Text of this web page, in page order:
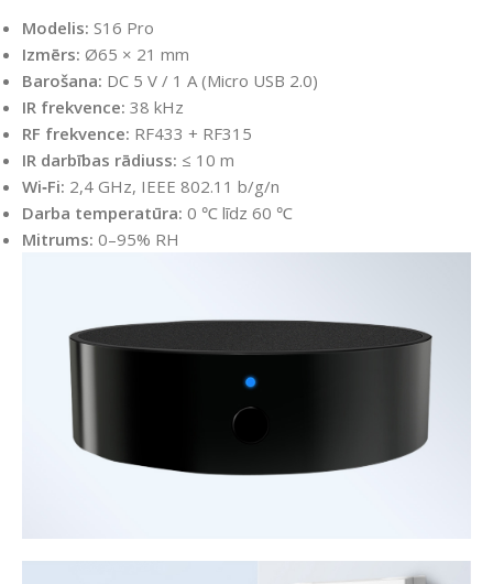
Modelis: S16 Pro
Izmērs: Ø65 × 21 mm
Barošana: DC 5 V / 1 A (Micro USB 2.0)
IR frekvence: 38 kHz
RF frekvence: RF433 + RF315
IR darbības rādiuss: ≤ 10 m
Wi‑Fi: 2,4 GHz, IEEE 802.11 b/g/n
Darba temperatūra: 0 ℃ līdz 60 ℃
Mitrums: 0–95% RH